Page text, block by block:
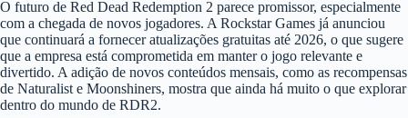
O futuro de Red Dead Redemption 2 parece promissor, especialmente
com a chegada de novos jogadores. A Rockstar Games já anunciou
que continuará a fornecer atualizações gratuitas até 2026, o que sugere
que a empresa está comprometida em manter o jogo relevante e
divertido. A adição de novos conteúdos mensais, como as recompensas
de Naturalist e Moonshiners, mostra que ainda há muito o que explorar
dentro do mundo de RDR2.